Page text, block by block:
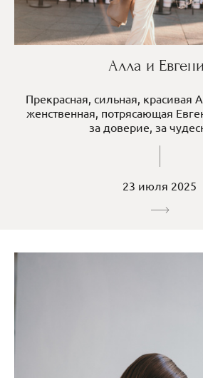
Алла и
Прекрасная, сильная, красивая
женственная, потрясающая
за доверие, за
23 июля 2025